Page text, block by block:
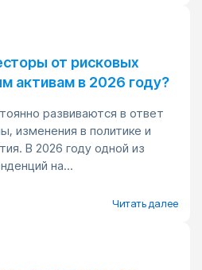
от рисковых
активам в 2026 году?
развиваются в ответ
изменения в политике и
В 2026 году одной из
на...
Читать далее